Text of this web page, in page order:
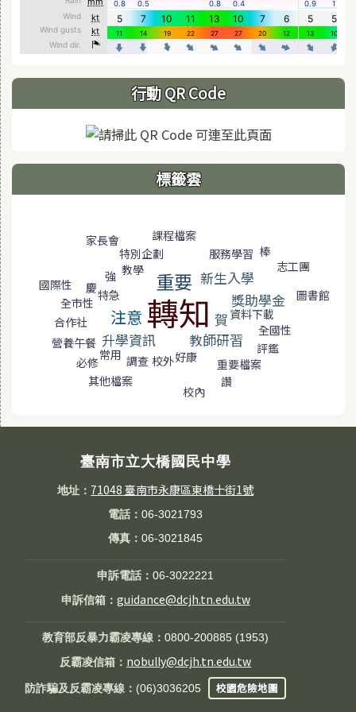
行動 QR Code
標籤雲
家長會
課程檔案
特別企劃
服務學習 棒
國際性
強 教學
志工團
慶
重要 新生入學
全市性
特急
圖書館
合作社
注意 轉知 資料下載
獎助學金
賀
營養午餐 升學資訊 教師研習
全國性
必修常用 調查 校外好康 重要檔案
評鑑
其他檔案
校內
讚
臺南市立大橋國民中學
地址： 71048 臺南市永康區東橋十街1號
電話：06-3021793
傳真：06-3021845
申訴電話：06-3022221
申訴信箱： guidance@dcjh.tn.edu.tw
教育部反暴力霸凌專線：0800-200885 (1953)
反霸凌信箱： nobully@dcjh.tn.edu.tw
防詐騙及反霸凌專線： (06)3036205 校園危險地圖